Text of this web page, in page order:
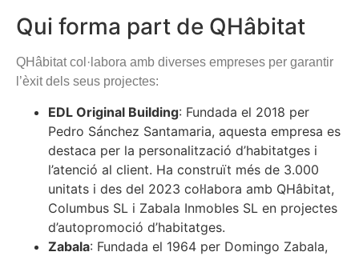
Qui forma part de QHâbitat
QHâbitat col·labora amb diverses empreses per garantir
l’èxit dels seus projectes:
EDL Original Building: Fundada el 2018 per
Pedro Sánchez Santamaria, aquesta empresa es
destaca per la personalització d’habitatges i
l’atenció al client. Ha construït més de 3.000
unitats i des del 2023 col·labora amb QHâbitat,
Columbus SL i Zabala Inmobles SL en projectes
d’autopromoció d’habitatges.
Zabala: Fundada el 1964 per Domingo Zabala,